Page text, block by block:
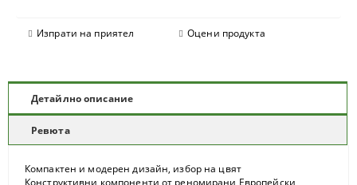
Изпрати на приятел Оцени продукта
Детайлно описание
Ревюта
Компактен и модерен дизайн, избор на цвят